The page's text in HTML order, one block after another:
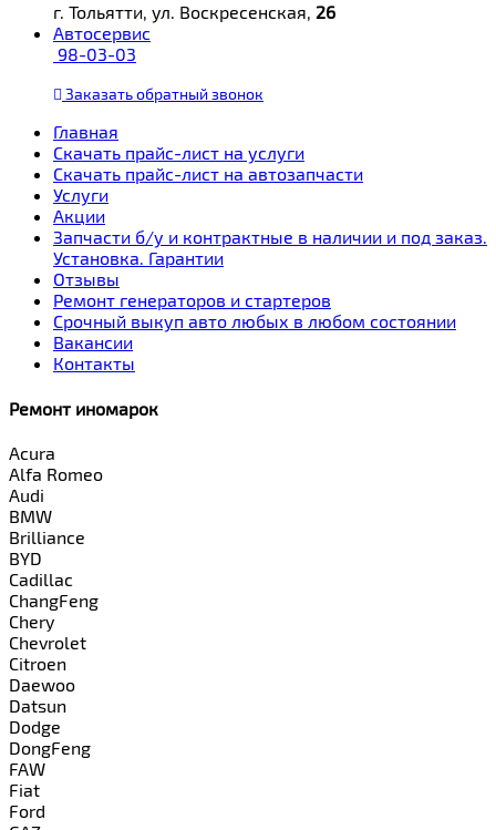
г. Тольятти, ул. Воскресенская, 26
Автосервис
98-03-03
Заказатьобратныйзвонок
Главная
Скачать прайс-лист на услуги
Скачать прайс-лист на автозапчасти
Услуги
Акции
Запчасти б/у и контрактные в наличии и под заказ.
Установка. Гарантии
Отзывы
Ремонт генераторов и стартеров
Cрочный выкуп авто любых в любом состоянии
Вакансии
Контакты
Ремонт иномарок
Acura
Alfa Romeo
Audi
BMW
Brilliance
BYD
Cadillac
ChangFeng
Chery
Chevrolet
Citroen
Daewoo
Datsun
Dodge
DongFeng
FAW
Fiat
Ford